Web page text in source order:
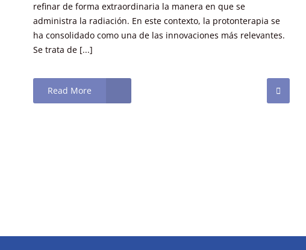
refinar de forma extraordinaria la manera en que se
administra la radiación. En este contexto, la protonterapia se
ha consolidado como una de las innovaciones más relevantes.
Se trata de [...]
Read More